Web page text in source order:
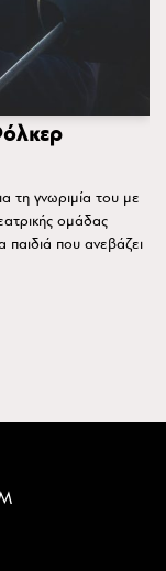
τη γνωριμία του με
ομάδας
που ανεβάζει